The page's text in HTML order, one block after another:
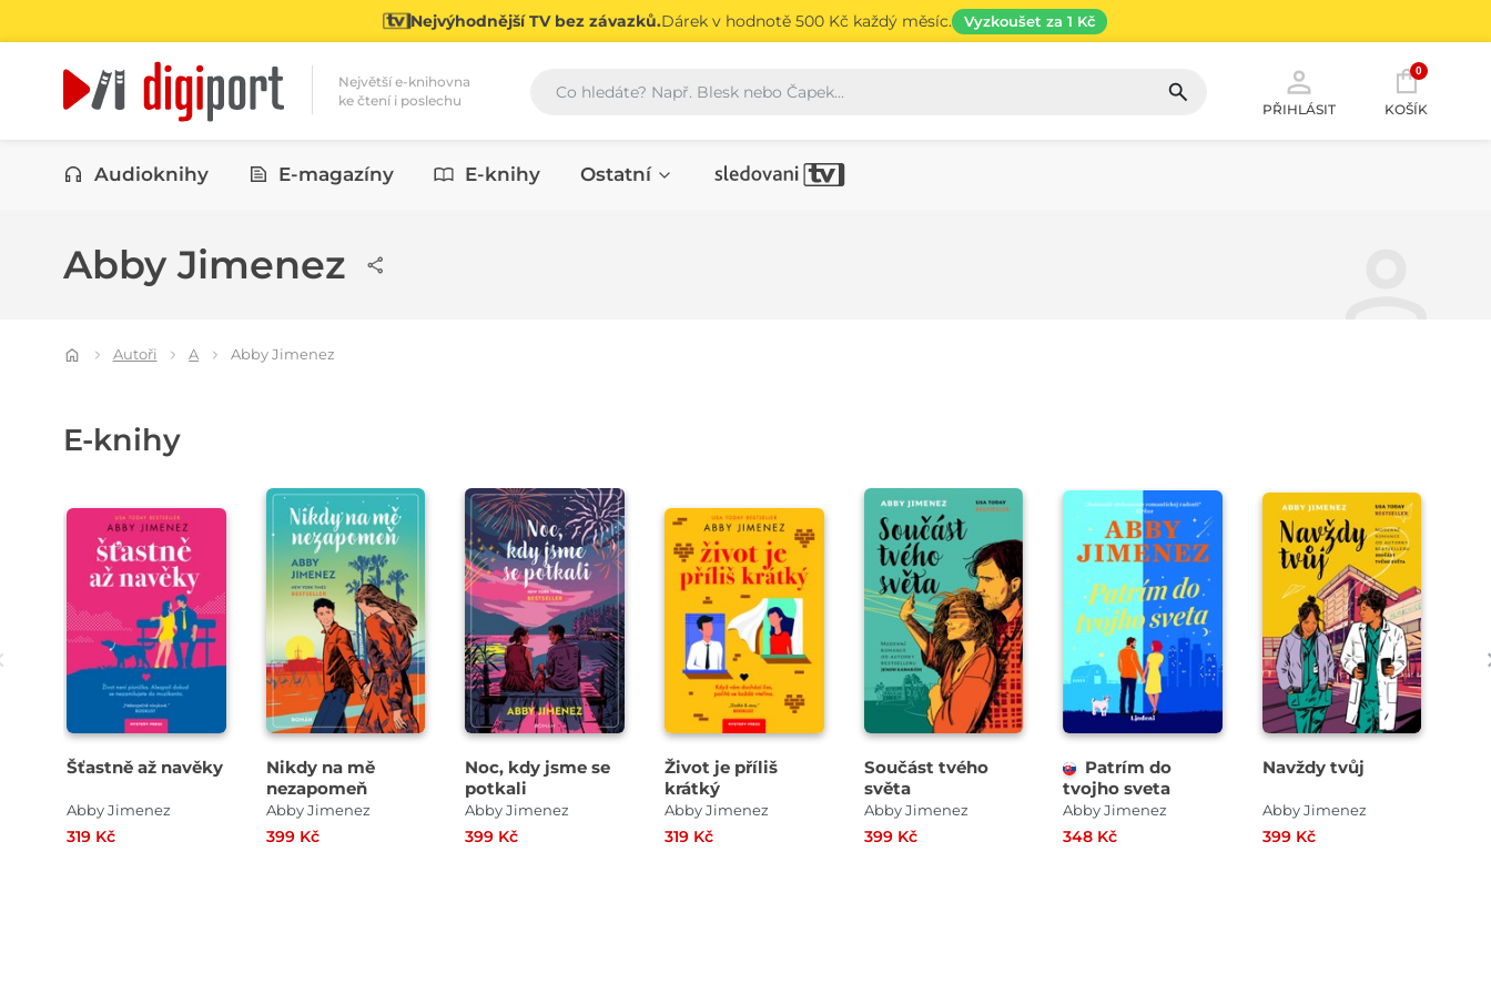
Nejvýhodnější TV bez závazků.Dárek v hodnotě 500 Kč každý měsíc. Vyzkoušet za 1 Kč
Největší e-knihovna
ke čtení i poslechu
Vyhledávání
PŘIHLÁSIT
0
KOŠÍK
Kategorie
Audioknihy E-magazíny E-knihy Ostatní
Abby Jimenez
Autoři A Abby Jimenez
E-knihy
Šťastně až navěky
Abby Jimenez
319 Kč
Nikdy na mě
nezapomeň
Abby Jimenez
399 Kč
Noc, kdy jsme se
potkali
Abby Jimenez
399 Kč
Život je příliš
krátký
Abby Jimenez
319 Kč
Součást tvého
světa
Abby Jimenez
399 Kč
Patrím do
tvojho sveta
Abby Jimenez
348 Kč
Navždy tvůj
Abby Jimenez
399 Kč